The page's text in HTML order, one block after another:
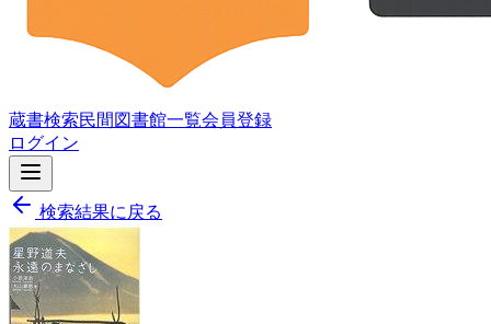
蔵書検索民間図書館一覧会員登録
ログイン
検索結果に戻る